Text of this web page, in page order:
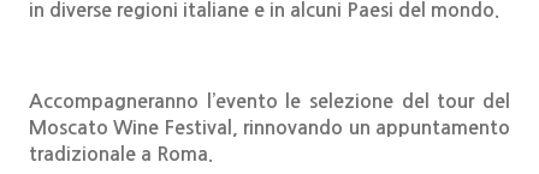
in diverse regioni italiane e in alcuni Paesi del mondo.
Accompagneranno l’evento le selezione del tour del
Moscato Wine Festival, rinnovando un appuntamento
tradizionale a Roma.